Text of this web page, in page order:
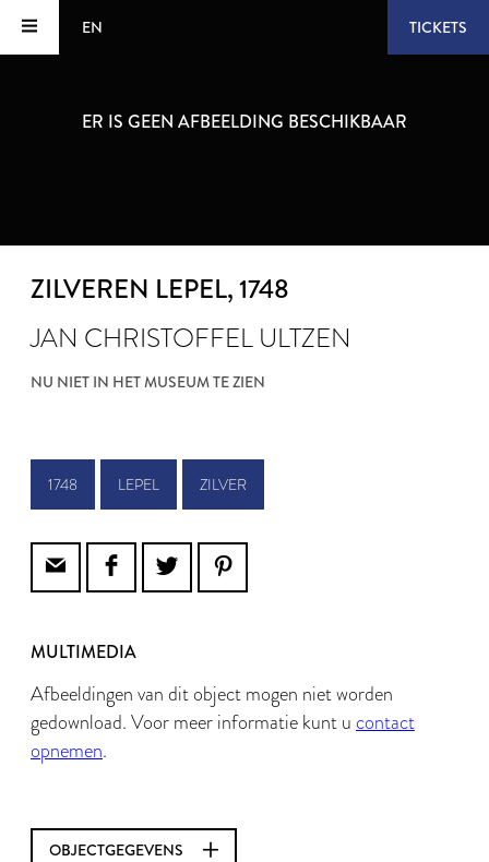
EN TICKETS
ER IS GEEN AFBEELDING BESCHIKBAAR
ZILVEREN LEPEL, 1748
JAN CHRISTOFFEL ULTZEN
NU NIET IN HET MUSEUM TE ZIEN
1748 LEPEL ZILVER
MULTIMEDIA
Afbeeldingen van dit object mogen niet worden
gedownload. Voor meer informatie kunt u contact
opnemen.
OBJECTGEGEVENS